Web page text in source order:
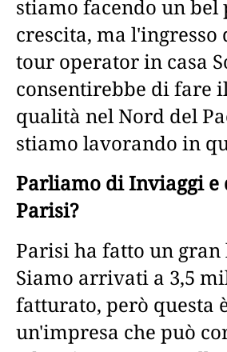
stiamo facendo un bel
crescita, ma l'ingresso
tour operator in casa
consentirebbe di fare
qualità nel Nord del
stiamo lavorando in
Parliamo di Inviaggi e
Parisi?
Parisi ha fatto un gran
Siamo arrivati a 3,5
fatturato, però questa
un'impresa che può